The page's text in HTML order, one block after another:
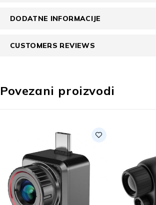
DODATNE INFORMACIJE
CUSTOMERS REVIEWS
Povezani proizvodi